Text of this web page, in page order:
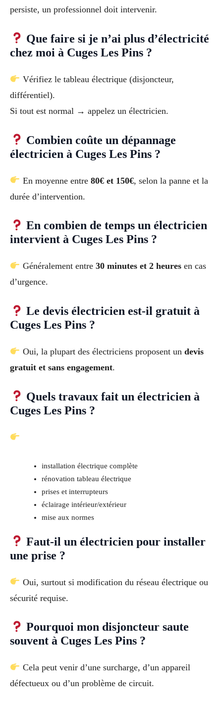
persiste, un professionnel doit intervenir.
Que faire si je n’ai plus d’électricité
chez moi à Cuges Les Pins ?
Vérifiez le tableau électrique (disjoncteur,
différentiel).
Si tout est normal → appelez un électricien.
Combien coûte un dépannage
électricien à Cuges Les Pins ?
En moyenne entre 80€ et 150€, selon la panne et la
durée d’intervention.
En combien de temps un électricien
intervient à Cuges Les Pins ?
Généralement entre 30 minutes et 2 heuresen cas
d’urgence.
Le devis électricien est-il gratuit à
Cuges Les Pins ?
Oui, la plupart des électriciens proposent un devis
gratuit et sans engagement.
Quels travaux fait un électricien à
Cuges Les Pins ?
installation électrique complète
rénovation tableau électrique
prises et interrupteurs
éclairage intérieur/extérieur
mise aux normes
Faut-il un électricien pour installer
une prise ?
Oui, surtout si modification du réseau électrique ou
sécurité requise.
Pourquoi mon disjoncteur saute
souvent à Cuges Les Pins ?
Cela peut venir d’une surcharge, d’un appareil
défectueux ou d’un problème de circuit.